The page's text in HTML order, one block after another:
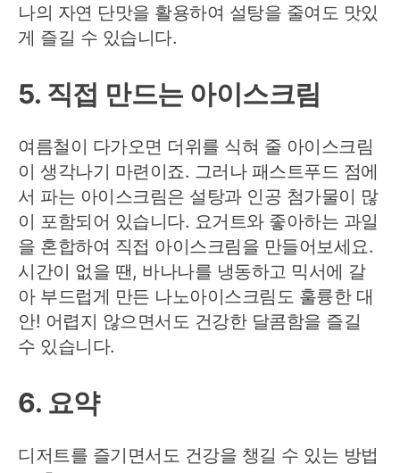
나의 자연 단맛을 활용하여 설탕을 줄여도 맛있
게 즐길 수 있습니다.
5. 직접 만드는 아이스크림
여름철이 다가오면 더위를 식혀 줄 아이스크림
이 생각나기 마련이죠. 그러나 패스트푸드 점에
서 파는 아이스크림은 설탕과 인공 첨가물이 많
이 포함되어 있습니다. 요거트와 좋아하는 과일
을 혼합하여 직접 아이스크림을 만들어보세요.
시간이 없을 땐, 바나나를 냉동하고 믹서에 갈
아 부드럽게 만든 나노아이스크림도 훌륭한 대
안! 어렵지 않으면서도 건강한 달콤함을 즐길
수 있습니다.
6. 요약
디저트를 즐기면서도 건강을 챙길 수 있는 방법